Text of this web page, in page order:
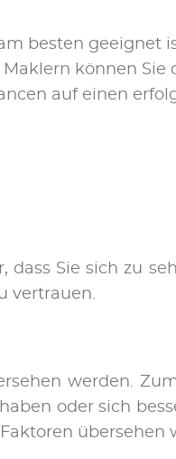
bes­ten ge­eig­net
Mak­lern kön­nen
auf ei­nen
Sie sich zu
ver­trau­en.
wer­den.
oder sich
über­se­hen